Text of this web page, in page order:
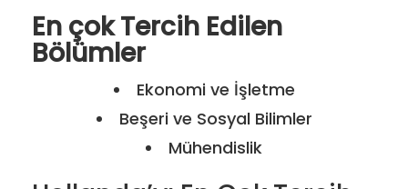
En çok Tercih Edilen
Bölümler
Ekonomi ve İşletme
Beşeri ve Sosyal Bilimler
Mühendislik